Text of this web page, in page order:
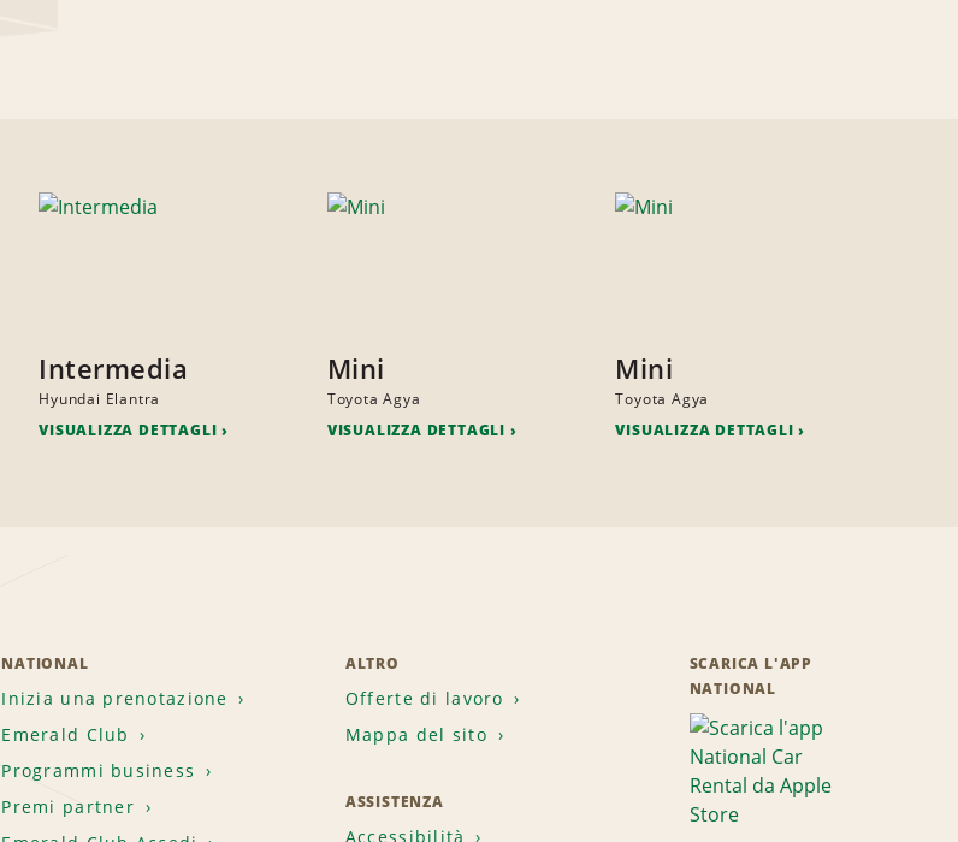
Intermedia
Hyundai Elantra
VISUALIZZA DETTAGLI
Mini
Toyota Agya
VISUALIZZA DETTAGLI
Mini
Toyota Agya
VISUALIZZA DETTAGLI
NATIONAL
Inizia una prenotazione
Emerald Club
Programmi business
Premi partner
ALTRO
Offerte di lavoro
Mappa del sito
ASSISTENZA
Accessibilità
SCARICA L'APP
NATIONAL